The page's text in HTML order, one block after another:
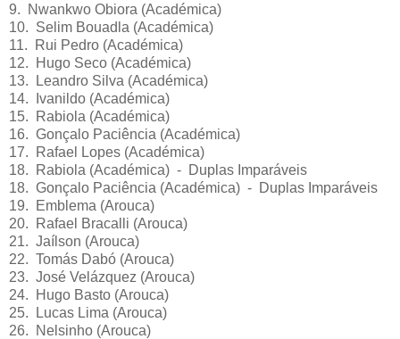
9. Nwankwo Obiora (Académica)
10. Selim Bouadla (Académica)
11. Rui Pedro (Académica)
12. Hugo Seco (Académica)
13. Leandro Silva (Académica)
14. Ivanildo (Académica)
15. Rabiola (Académica)
16. Gonçalo Paciência (Académica)
17. Rafael Lopes (Académica)
18. Rabiola (Académica) - Duplas Imparáveis
18. Gonçalo Paciência (Académica) - Duplas Imparáveis
19. Emblema (Arouca)
20. Rafael Bracalli (Arouca)
21. Jaílson (Arouca)
22. Tomás Dabó (Arouca)
23. José Velázquez (Arouca)
24. Hugo Basto (Arouca)
25. Lucas Lima (Arouca)
26. Nelsinho (Arouca)